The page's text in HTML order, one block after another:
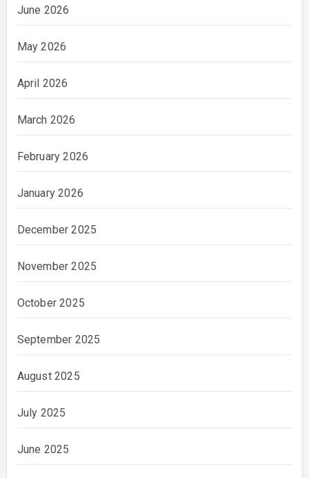
June 2026
May 2026
April 2026
March 2026
February 2026
January 2026
December 2025
November 2025
October 2025
September 2025
August 2025
July 2025
June 2025